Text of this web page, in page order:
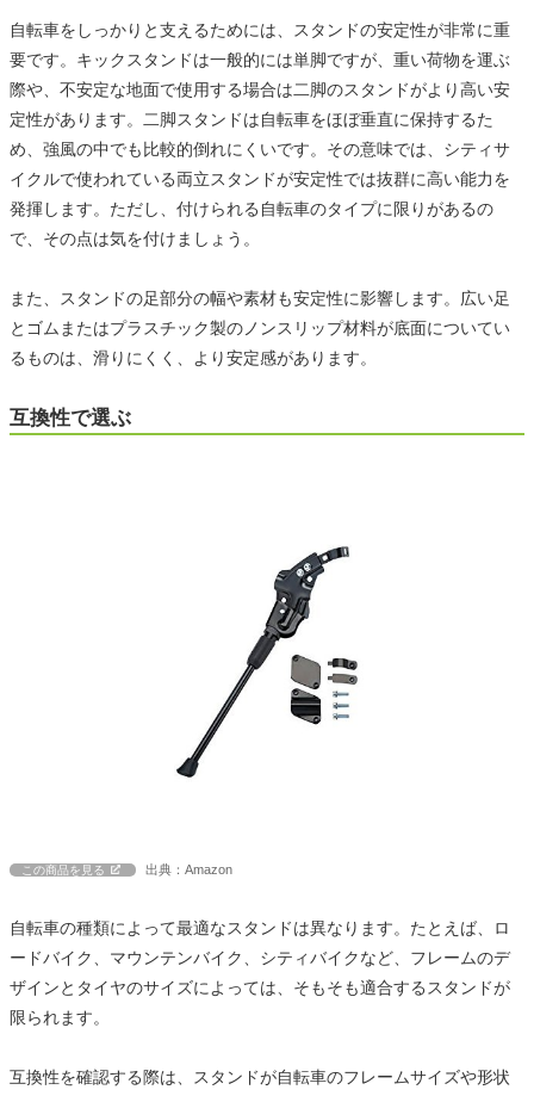
自転車をしっかりと支えるためには、スタンドの安定性が非常に重
要です。キックスタンドは一般的には単脚ですが、重い荷物を運ぶ
際や、不安定な地面で使用する場合は二脚のスタンドがより高い安
定性があります。二脚スタンドは自転車をほぼ垂直に保持するた
め、強風の中でも比較的倒れにくいです。その意味では、シティサ
イクルで使われている両立スタンドが安定性では抜群に高い能力を
発揮します。ただし、付けられる自転車のタイプに限りがあるの
で、その点は気を付けましょう。
また、スタンドの足部分の幅や素材も安定性に影響します。広い足
とゴムまたはプラスチック製のノンスリップ材料が底面についてい
るものは、滑りにくく、より安定感があります。
互換性で選ぶ
この商品を見る 出典：Amazon
自転車の種類によって最適なスタンドは異なります。たとえば、ロ
ードバイク、マウンテンバイク、シティバイクなど、フレームのデ
ザインとタイヤのサイズによっては、そもそも適合するスタンドが
限られます。
互換性を確認する際は、スタンドが自転車のフレームサイズや形状